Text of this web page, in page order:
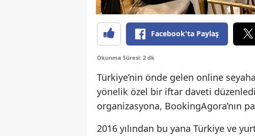
Facebook'ta Paylaş
Okunma Süresi: 2 dk
Türkiye’nin önde gelen online
yönelik özel bir iftar daveti
organizasyona, BookingAgora’nın
2016 yılından bu yana Türkiye ve